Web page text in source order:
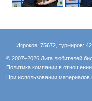
Игроков: 75672, турниров:
© 2007–2026 Лига любителей
Политика компании в
При использовании материалов